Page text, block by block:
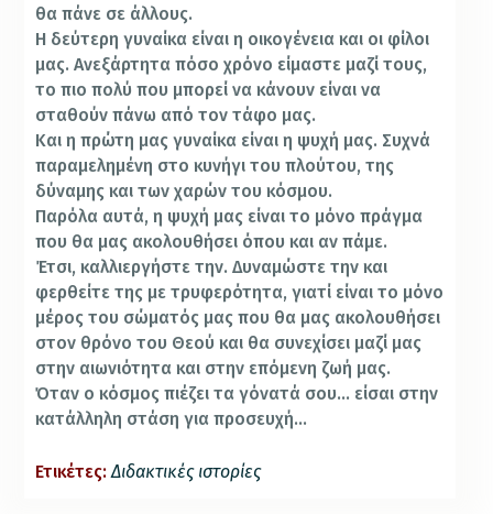
θα πάνε σε άλλους.
Η δεύτερη γυναίκα είναι η οικογένεια και οι φίλοι
μας. Ανεξάρτητα πόσο χρόνο είμαστε μαζί τους,
το πιο πολύ που μπορεί να κάνουν είναι να
σταθούν πάνω από τον τάφο μας.
Και η πρώτη μας γυναίκα είναι η ψυχή μας. Συχνά
παραμελημένη στο κυνήγι του πλούτου, της
δύναμης και των χαρών του κόσμου.
Παρόλα αυτά, η ψυχή μας είναι το μόνο πράγμα
που θα μας ακολουθήσει όπου και αν πάμε.
Έτσι, καλλιεργήστε την. Δυναμώστε την και
φερθείτε της με τρυφερότητα, γιατί είναι το μόνο
μέρος του σώματός μας που θα μας ακολουθήσει
στον θρόνο του Θεού και θα συνεχίσει μαζί μας
στην αιωνιότητα και στην επόμενη ζωή μας.
Όταν ο κόσμος πιέζει τα γόνατά σου… είσαι στην
κατάλληλη στάση για προσευχή…
Ετικέτες: Διδακτικές ιστορίες